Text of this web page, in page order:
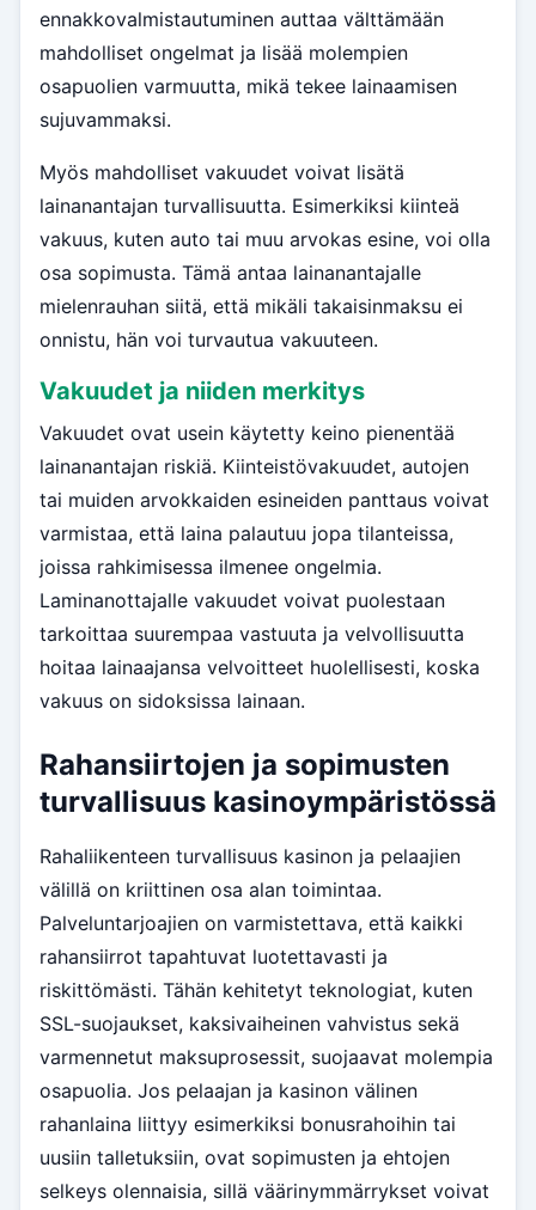
ennakkovalmistautuminen auttaa välttämään
mahdolliset ongelmat ja lisää molempien
osapuolien varmuutta, mikä tekee lainaamisen
sujuvammaksi.
Myös mahdolliset vakuudet voivat lisätä
lainanantajan turvallisuutta. Esimerkiksi kiinteä
vakuus, kuten auto tai muu arvokas esine, voi olla
osa sopimusta. Tämä antaa lainanantajalle
mielenrauhan siitä, että mikäli takaisinmaksu ei
onnistu, hän voi turvautua vakuuteen.
Vakuudet ja niiden merkitys
Vakuudet ovat usein käytetty keino pienentää
lainanantajan riskiä. Kiinteistövakuudet, autojen
tai muiden arvokkaiden esineiden panttaus voivat
varmistaa, että laina palautuu jopa tilanteissa,
joissa rahkimisessa ilmenee ongelmia.
Laminanottajalle vakuudet voivat puolestaan
tarkoittaa suurempaa vastuuta ja velvollisuutta
hoitaa lainaajansa velvoitteet huolellisesti, koska
vakuus on sidoksissa lainaan.
Rahansiirtojen ja sopimusten
turvallisuus kasinoympäristössä
Rahaliikenteen turvallisuus kasinon ja pelaajien
välillä on kriittinen osa alan toimintaa.
Palveluntarjoajien on varmistettava, että kaikki
rahansiirrot tapahtuvat luotettavasti ja
riskittömästi. Tähän kehitetyt teknologiat, kuten
SSL-suojaukset, kaksivaiheinen vahvistus sekä
varmennetut maksuprosessit, suojaavat molempia
osapuolia. Jos pelaajan ja kasinon välinen
rahanlaina liittyy esimerkiksi bonusrahoihin tai
uusiin talletuksiin, ovat sopimusten ja ehtojen
selkeys olennaisia, sillä väärinymmärrykset voivat